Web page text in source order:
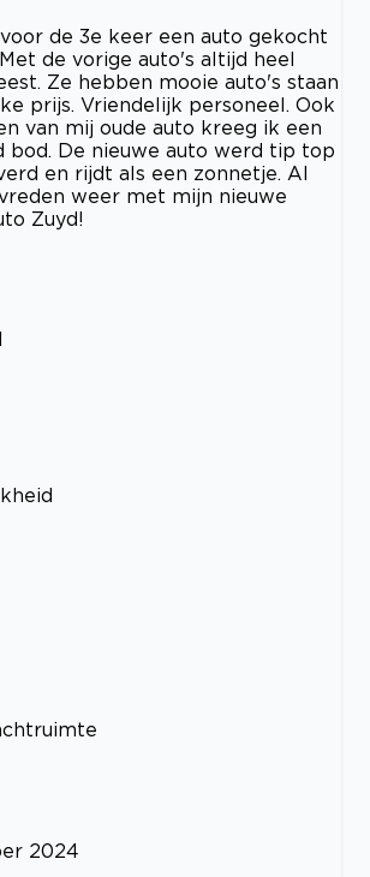
de 3e keer een auto gekocht
de vorige auto's altijd heel
Ze hebben mooie auto's staan
prijs. Vriendelijk personeel. Ook
van mij oude auto kreeg ik een
bod. De nieuwe auto werd tip top
en rijdt als een zonnetje. Al
weer met mijn nieuwe
Zuyd!
2024